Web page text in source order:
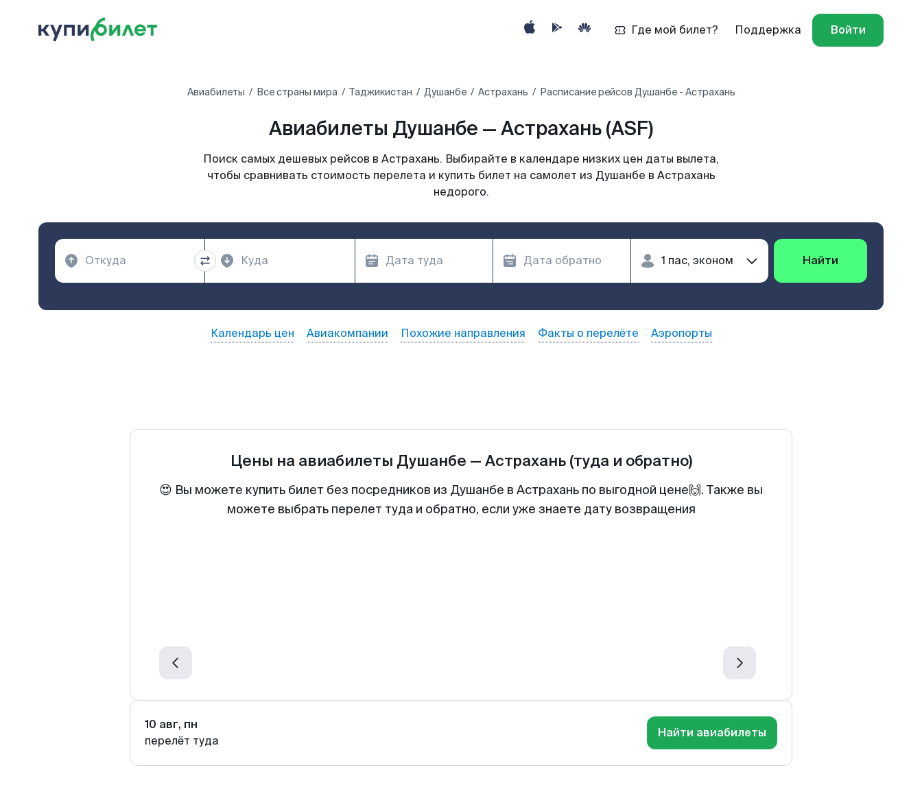
Где мой билет? Поддержка Войти
Авиабилеты Все страны мира Таджикистан Душанбе Астрахань Расписание рейсов Душанбе - Астрахань
Авиабилеты Душанбе — Астрахань (ASF)
Поиск самых дешевых рейсов в Астрахань. Выбирайте в календаре низких цен даты вылета,
чтобы сравнивать стоимость перелета и купить билет на самолет из Душанбе в Астрахань
недорого.
Найти
Календарь цен Авиакомпании Похожие направления Факты о перелёте Аэропорты
Цены на авиабилеты Душанбе — Астрахань (туда и обратно)
😍 Вы можете купить билет без посредников из Душанбе в Астрахань по выгодной цене🙌. Также вы
можете выбрать перелет туда и обратно, если уже знаете дату возвращения
10 авг, пн
перелёт туда
Найти авиабилеты